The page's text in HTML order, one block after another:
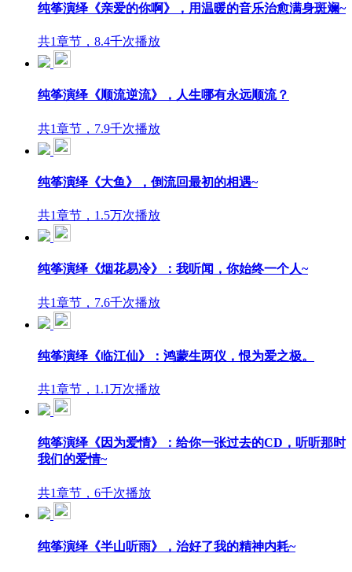
纯筝演绎《亲爱的你啊》，用温暖的音乐治愈满身斑斓~
共1章节，8.4千次播放
纯筝演绎《顺流逆流》，人生哪有永远顺流？
共1章节，7.9千次播放
纯筝演绎《大鱼》，倒流回最初的相遇~
共1章节，1.5万次播放
纯筝演绎《烟花易冷》：我听闻，你始终一个人~
共1章节，7.6千次播放
纯筝演绎《临江仙》：鸿蒙生两仪，恨为爱之极。
共1章节，1.1万次播放
纯筝演绎《因为爱情》：给你一张过去的CD，听听那时
我们的爱情~
共1章节，6千次播放
纯筝演绎《半山听雨》，治好了我的精神内耗~